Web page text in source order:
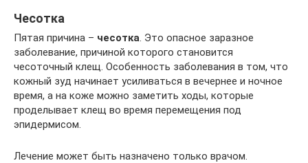
Чесотка
Пятая причина – чесотка. Это опасное заразное
заболевание, причиной которого становится
чесоточный клещ. Особенность заболевания в том, что
кожный зуд начинает усиливаться в вечернее и ночное
время, а на коже можно заметить ходы, которые
проделывает клещ во время перемещения под
эпидермисом.
Лечение может быть назначено только врачом.